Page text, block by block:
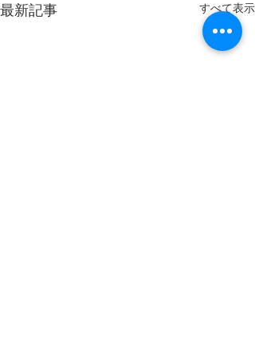
最新記事 すべて表示